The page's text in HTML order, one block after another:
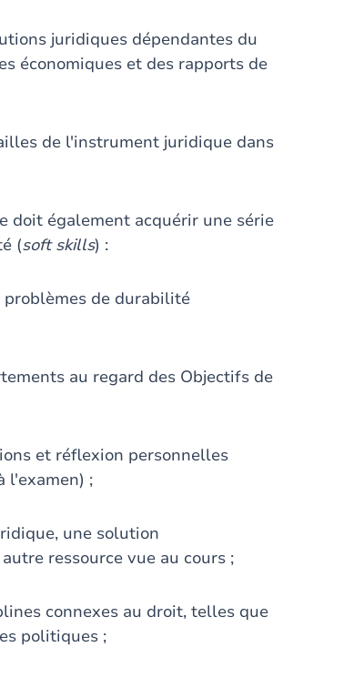
juridiques dépendantes du
économiques et des rapports de
de l'instrument juridique dans
doit également acquérir une série
(soft skills) :
de durabilité
au regard des Objectifs de
et réflexion personnelles
l'examen) ;
une solution
ressource vue au cours ;
connexes au droit, telles que
politiques ;